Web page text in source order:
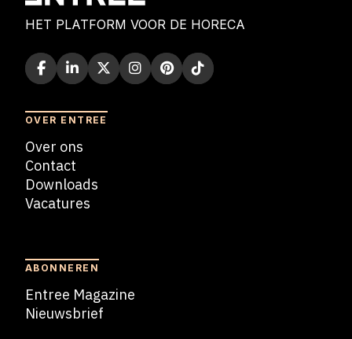
HET PLATFORM VOOR DE HORECA
OVER ENTREE
Over ons
Contact
Downloads
Vacatures
ABONNEREN
Entree Magazine
Nieuwsbrief